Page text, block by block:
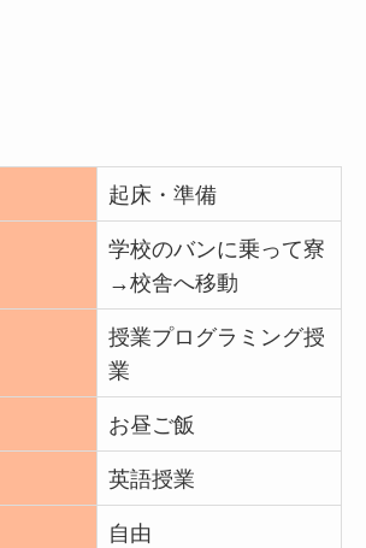
起床・準備
学校のバンに乗って寮
→校舎へ移動
授業プログラミング授
業
お昼ご飯
英語授業
自由